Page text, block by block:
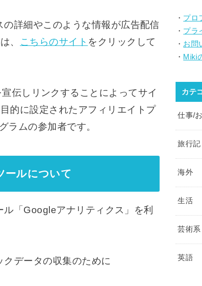
詳細やこのような情報が広告配信
、 こちらのサイト をクリックして
伝しリンクすることによってサイ
的に設定されたアフィリエイトプ
ラムの参加者です。
ールについて
「Googleアナリティクス」を利
データの収集のために
・ プロ
・ プラ
・ お問
・ Miki
カテ
仕事/
旅行記
海外
生活
芸術系
英語